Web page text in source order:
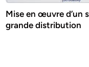
Mise en œuvre d’un
grande distribution